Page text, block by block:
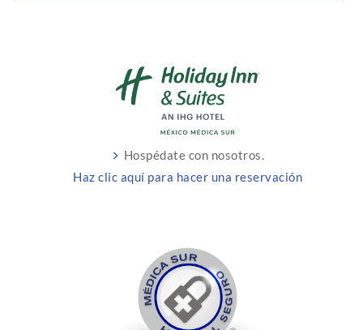
Hospédate con nosotros.
Haz clic aquí para hacer una reservación